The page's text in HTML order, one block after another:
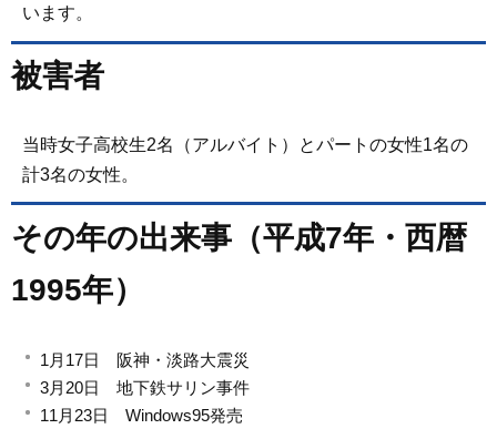
います。
被害者
当時女子高校生2名（アルバイト）とパートの女性1名の
計3名の女性。
その年の出来事（平成7年・西暦
1995年）
1月17日 阪神・淡路大震災
3月20日 地下鉄サリン事件
11月23日 Windows95発売